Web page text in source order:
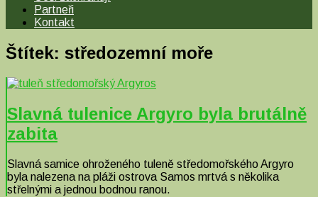
Partneři
Kontakt
Štítek: středozemní moře
Slavná tulenice Argyro byla brutálně
zabita
Slavná samice ohroženého tuleně středomořského Argyro
byla nalezena na pláži ostrova Samos mrtvá s několika
střelnými a jednou bodnou ranou.